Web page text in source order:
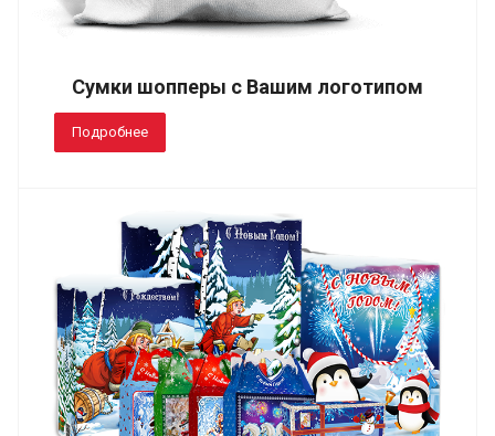
Сумки шопперы с Вашим логотипом
Подробнее